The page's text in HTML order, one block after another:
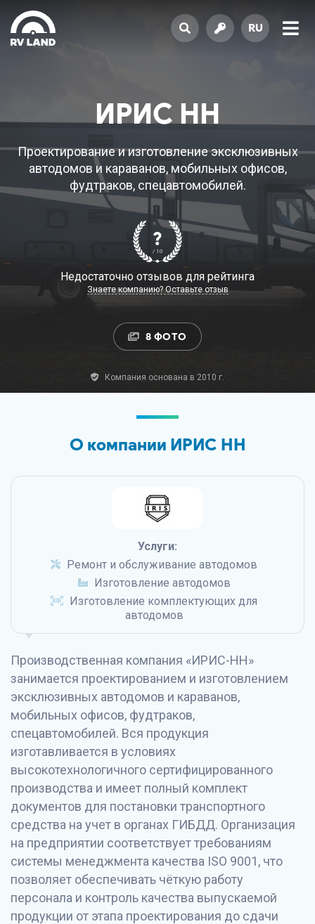
RU
ИРИС НН
Проектирование и изготовление эксклюзивных
автодомов и караванов, мобильных офисов,
фудтраков, спецавтомобилей.
?
/ 10
Недостаточно отзывов для рейтинга
Знаете компанию? Оставьте отзыв
8 ФОТО
Компания основана в 2010 г.
О компании ИРИС НН
Услуги:
Ремонт и обслуживание автодомов
Изготовление автодомов
Изготовление комплектующих для
автодомов
Производственная компания «ИРИС-НН»
занимается проектированием и изготовлением
эксклюзивных автодомов и караванов,
мобильных офисов, фудтраков,
спецавтомобилей. Вся продукция
изготавливается в условиях
высокотехнологичного сертифицированного
производства и имеет полный комплект
документов для постановки транспортного
средства на учет в органах ГИБДД. Организация
на предприятии соответствует требованиям
системы менеджмента качества ISO 9001, что
позволяет обеспечивать чёткую работу
персонала и контроль качества выпускаемой
продукции от этапа проектирования до сдачи